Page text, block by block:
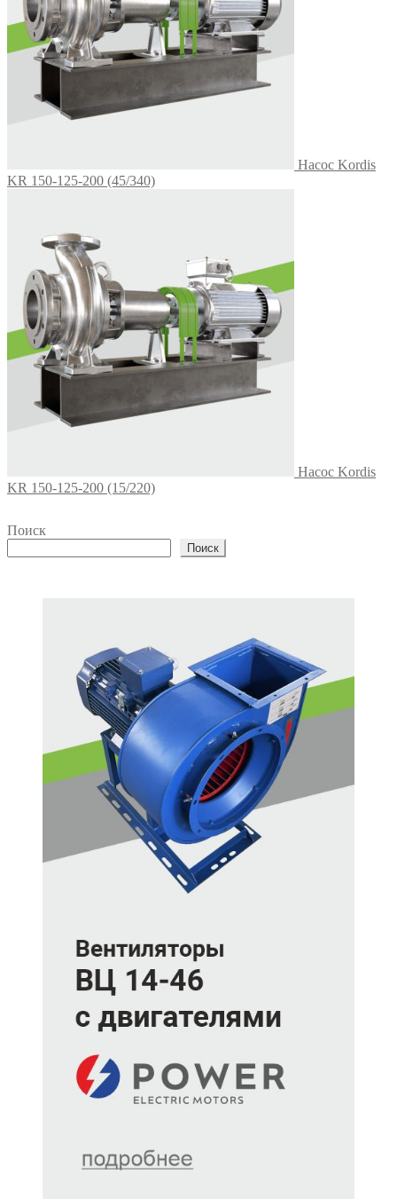
Насос Kordis
KR 150-125-200 (45/340)
Насос Kordis
KR 150-125-200 (15/220)
Поиск
Поиск